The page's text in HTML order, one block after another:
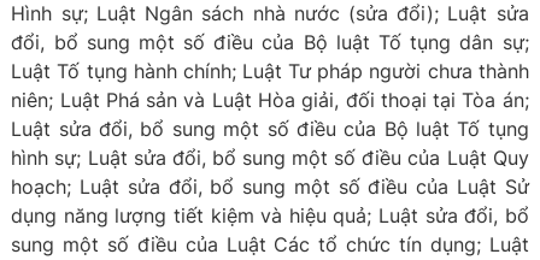
Hình sự; Luật Ngân sách nhà nước (sửa đổi); Luật sửa
đổi, bổ sung một số điều của Bộ luật Tố tụng dân sự;
Luật Tố tụng hành chính; Luật Tư pháp người chưa thành
niên; Luật Phá sản và Luật Hòa giải, đối thoại tại Tòa án;
Luật sửa đổi, bổ sung một số điều của Bộ luật Tố tụng
hình sự; Luật sửa đổi, bổ sung một số điều của Luật Quy
hoạch; Luật sửa đổi, bổ sung một số điều của Luật Sử
dụng năng lượng tiết kiệm và hiệu quả; Luật sửa đổi, bổ
sung một số điều của Luật Các tổ chức tín dụng; Luật